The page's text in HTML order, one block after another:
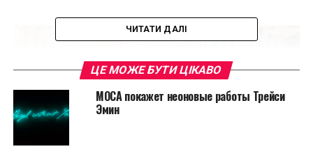
ЧИТАТИ ДАЛІ
ЦЕ МОЖЕ БУТИ ЦІКАВО
MOCA покажет неоновые работы Трейси
Эмин